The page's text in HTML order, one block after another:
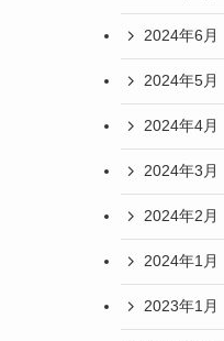
2024年6月
2024年5月
2024年4月
2024年3月
2024年2月
2024年1月
2023年1月